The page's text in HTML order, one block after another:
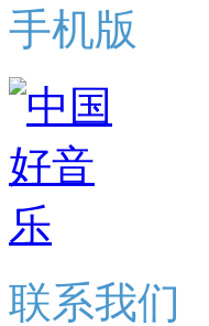
手机版
联系我们